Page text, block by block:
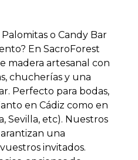
o Candy Bar
En SacroForest
madera artesanal con
chucherías y una
Perfecto para bodas,
en Cádiz como en
Sevilla, etc). Nuestros
una
invitados.